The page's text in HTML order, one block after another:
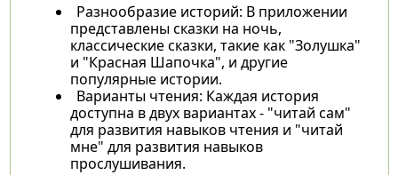
Разнообразие историй: В приложении
представлены сказки на ночь,
классические сказки, такие как "Золушка"
и "Красная Шапочка", и другие
популярные истории.
Варианты чтения: Каждая история
доступна в двух вариантах - "читай сам"
для развития навыков чтения и "читай
мне" для развития навыков
прослушивания.